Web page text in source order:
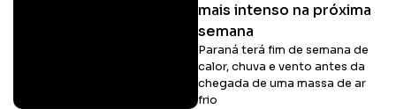
mais intenso na próxima
semana
Paraná terá fim de semana de
calor, chuva e vento antes da
chegada de uma massa de ar
frio